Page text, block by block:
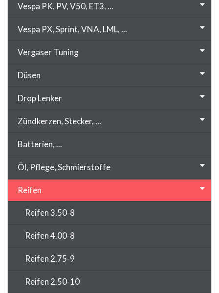
Vespa PK, PV, V50, ET3, ...
Vespa PX, Sprint, VNA, LML, ...
Vergaser Tuning
Düsen
Drop Lenker
Zündkerzen, Stecker, ...
Batterien, ...
Öl, Pflege, Schmierstoffe
Reifen
Reifen 3.50-8
Reifen 4.00-8
Reifen 2.75-9
Reifen 2.50-10